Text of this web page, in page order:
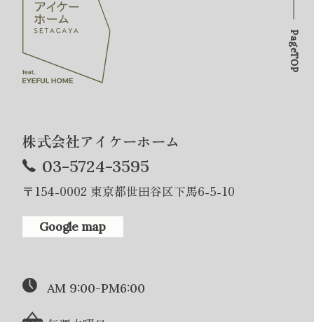
株式会社アイケーホーム
03-5724-3595
〒154-0002 東京都世田谷区下馬6-5-10
Google map
AM 9:00-PM6:00
PageTOP